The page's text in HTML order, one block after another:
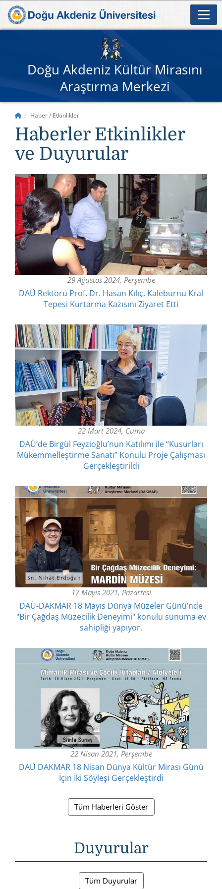
Doğu Akdeniz Kültür Mirasını
Araştırma Merkezi
Haber / Etkinlikler
Haberler Etkinlikler
ve Duyurular
29 Ağustos 2024, Perşembe
DAÜ Rektörü Prof. Dr. Hasan Kılıç, Kaleburnu Kral
Tepesi Kurtarma Kazısını Ziyaret Etti
22 Mart 2024, Cuma
DAÜ’de Birgül Feyzioğlu’nun Katılımı ile “Kusurları
Mükemmelleştirme Sanatı” Konulu Proje Çalışması
Gerçekleştirildi
17 Mayıs 2021, Pazartesi
DAÜ-DAKMAR 18 Mayıs Dünya Müzeler Günü’nde
"Bir Çağdaş Müzecilik Deneyimi" konulu sunuma ev
sahipliği yapıyor.
22 Nisan 2021, Perşembe
DAÜ DAKMAR 18 Nisan Dünya Kültür Mirası Günü
İçin İki Söyleşi Gerçekleştirdi
Tüm Haberleri Göster
Duyurular
Tüm Duyurular